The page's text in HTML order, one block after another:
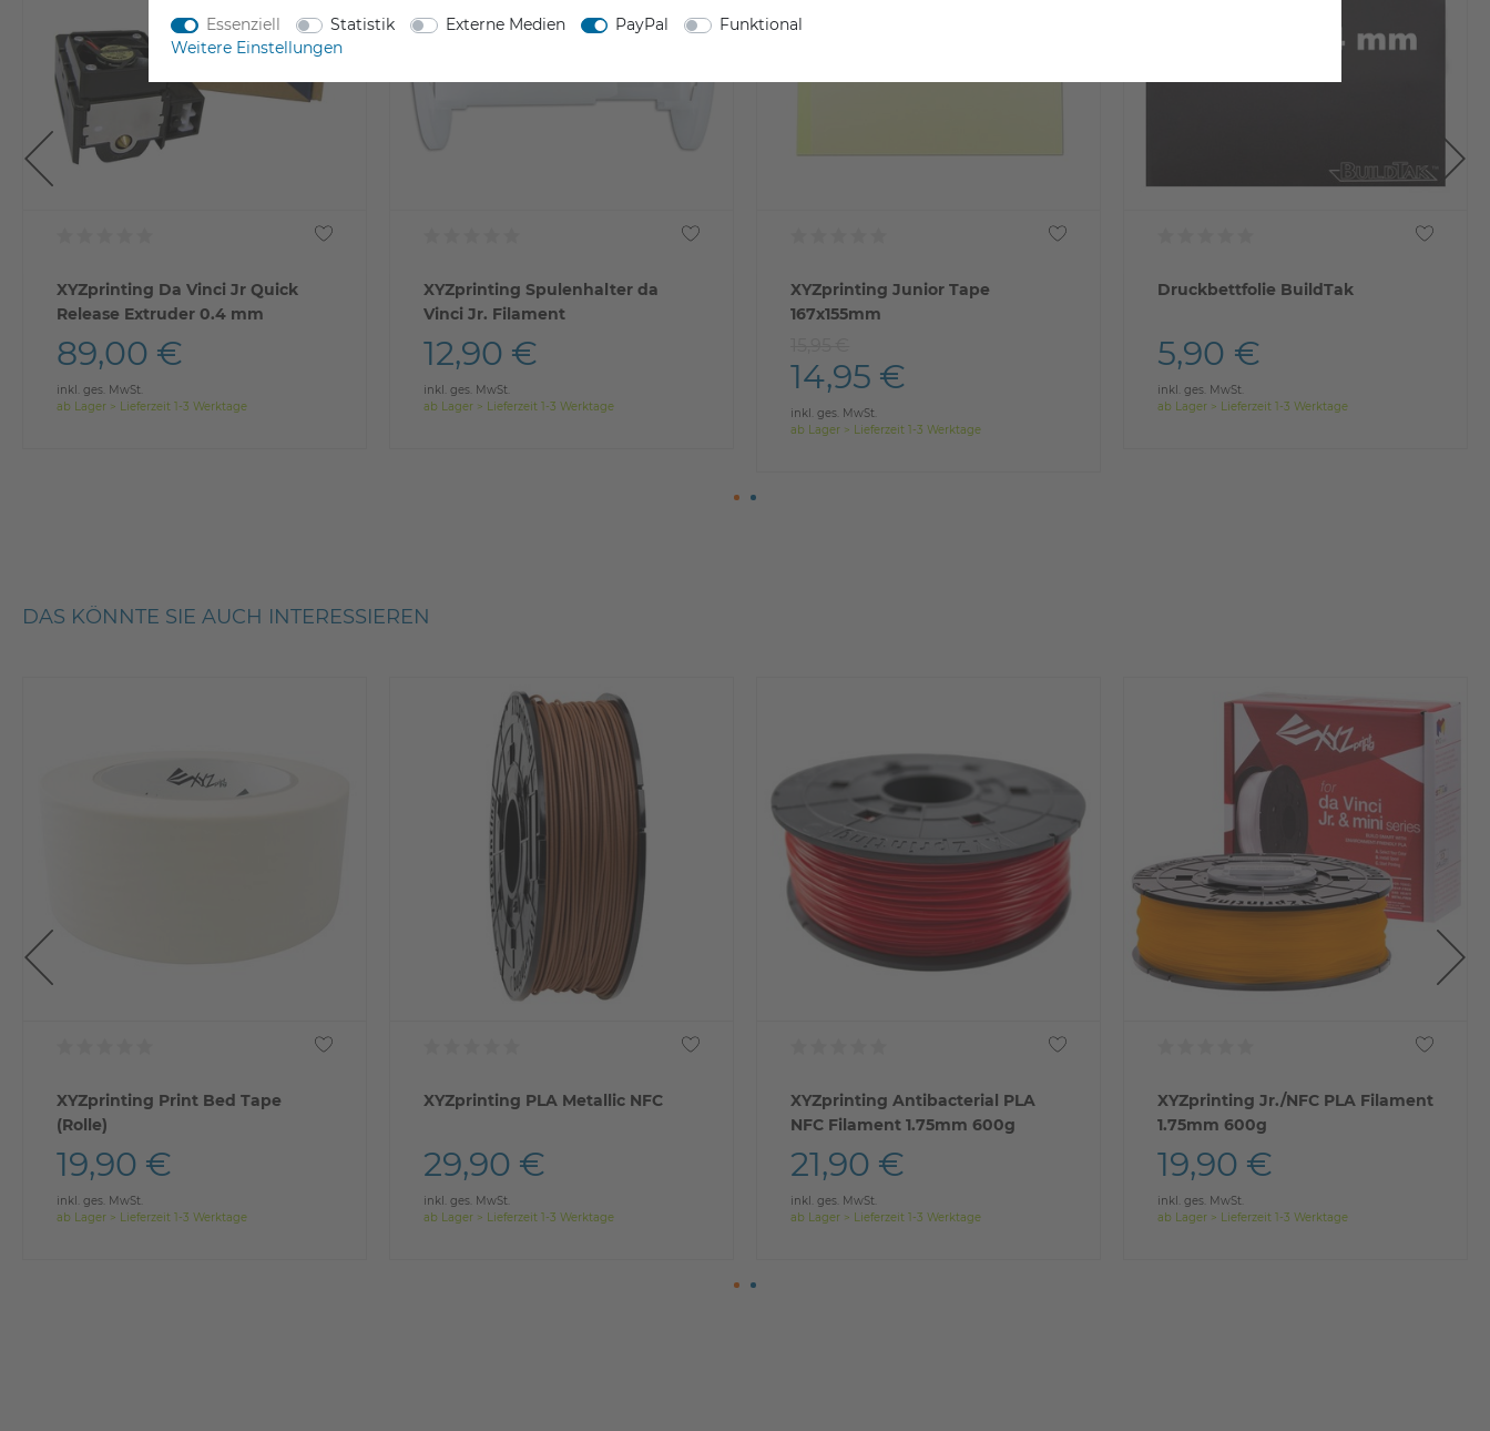
XYZprinting Da Vinci Jr Quick
Release Extruder 0.4 mm
89,00 €
inkl. ges. MwSt.
ab Lager > Lieferzeit 1-3 Werktage
XYZprinting Spulenhalter da
Vinci Jr. Filament
12,90 €
inkl. ges. MwSt.
ab Lager > Lieferzeit 1-3 Werktage
XYZprinting Junior Tape
167x155mm
14,95 €
inkl. ges. MwSt.
ab Lager > Lieferzeit 1-3 Werktage
Druckbettfolie BuildTak
5,90 €
inkl. ges. MwSt.
ab Lager > Lieferzeit 1-3 Werktage
DAS KÖNNTE SIE AUCH INTERESSIEREN
XYZprinting Print Bed Tape
(Rolle)
19,90 €
inkl. ges. MwSt.
ab Lager > Lieferzeit 1-3 Werktage
XYZprinting PLA Metallic NFC
29,90 €
inkl. ges. MwSt.
ab Lager > Lieferzeit 1-3 Werktage
XYZprinting Antibacterial PLA
NFC Filament 1.75mm 600g
21,90 €
inkl. ges. MwSt.
ab Lager > Lieferzeit 1-3 Werktage
XYZprinting Jr./NFC PLA Filament
1.75mm 600g
19,90 €
inkl. ges. MwSt.
ab Lager > Lieferzeit 1-3 Werktage
Essenziell
Statistik Externe Medien PayPal
Funktional
Weitere Einstellungen